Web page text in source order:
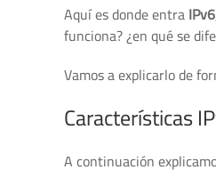
Aquí es donde entraIPv6
funciona? ¿en qué se
Vamos a explicarlo de
Características
A continuación